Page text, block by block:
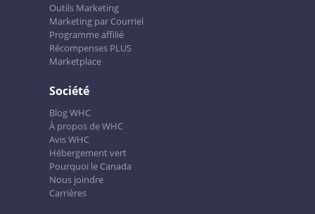
Outils Marketing
Marketing par Courriel
Programme affilié
Récompenses PLUS
Marketplace
Société
Blog WHC
À propos de WHC
Avis WHC
Hébergement vert
Pourquoi le Canada
Nous joindre
Carrières